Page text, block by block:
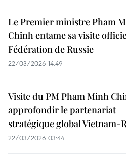
Le Premier ministre Pham
Chinh entame sa visite
Fédération de Russie
22/03/2026 14:49
Visite du PM Pham Minh
approfondir le partenariat
stratégique global Vietnam-
22/03/2026 03:44